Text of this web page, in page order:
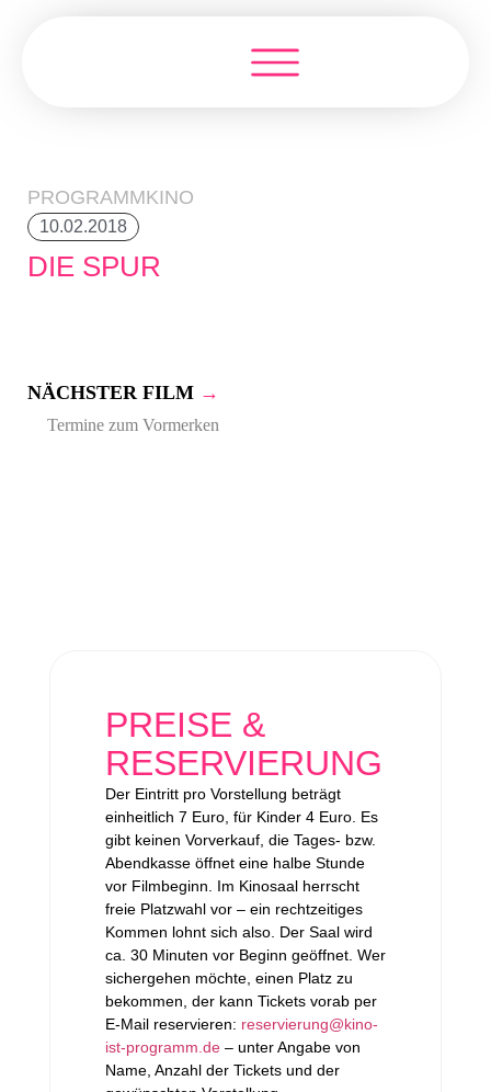
PROGRAMMKINO
10.02.2018
DIE SPUR
NÄCHSTER FILM →
Termine zum Vormerken
PREISE &
RESERVIERUNG
Der Eintritt pro Vorstellung beträgt
einheitlich 7 Euro, für Kinder 4 Euro. Es
gibt keinen Vorverkauf, die Tages- bzw.
Abendkasse öffnet eine halbe Stunde
vor Filmbeginn. Im Kinosaal herrscht
freie Platzwahl vor – ein rechtzeitiges
Kommen lohnt sich also. Der Saal wird
ca. 30 Minuten vor Beginn geöffnet. Wer
sichergehen möchte, einen Platz zu
bekommen, der kann Tickets vorab per
E-Mail reservieren: reservierung@kino-
ist-programm.de– unter Angabe von
Name, Anzahl der Tickets und der